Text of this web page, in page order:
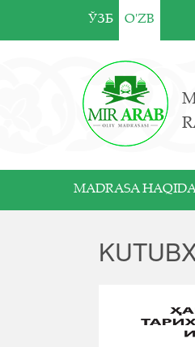
ЎЗБ O'ZB
MADRASA